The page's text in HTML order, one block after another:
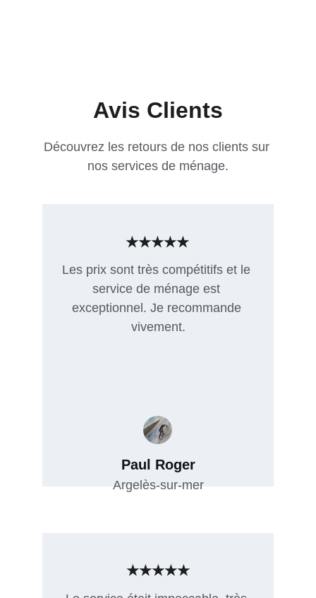
Avis Clients
Découvrez les retours de nos clients sur
nos services de ménage.
Les prix sont très compétitifs et le
service de ménage est
exceptionnel. Je recommande
vivement.
Paul Roger
Argelès-sur-mer
★★★★★
★★★★★